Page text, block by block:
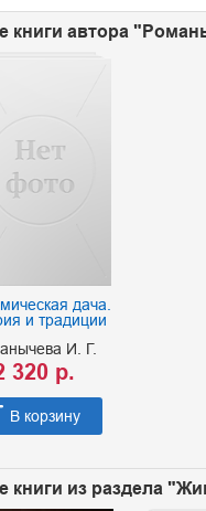
книги автора
дача.
и традиции
И. Г.
320 р.
В корзину
книги из раздела